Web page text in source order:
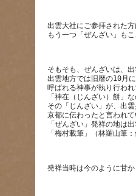
出雲大社にご参拝された
そもそも、ぜんざいは、
出雲地方では旧暦の10月
呼ばれる神事が執り行わ
「神在（じんざい）餅」な
その「じんざい」が、出
京都に伝わったと言われて
「ぜんざい」発祥の地は